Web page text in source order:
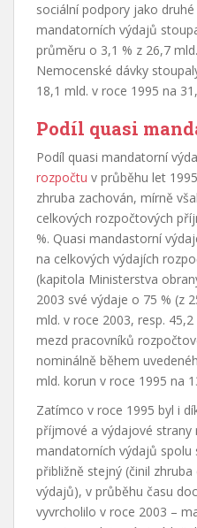
sociální podpory jako
mandatorních výdajů
průměru o 3,1 % z 26,7
Nemocenské dávky
18,1 mld. v roce 1995 na
Podíl quasi
Podíl quasi mandatorní
rozpočtu v průběhu let
zhruba zachován, mírně
celkových rozpočtových
%. Quasi mandastorní
na celkových výdajích
(kapitola Ministerstva
2003 své výdaje o 75 % (z
mld. v roce 2003, resp.
mezd pracovníků
nominálně během
mld. korun v roce 1995 na
Zatímco v roce 1995 byl i
příjmové a výdajové strany
mandatorních výdajů spolu
přibližně stejný (činil
výdajů), v průběhu času
vyvrcholilo v roce 2003 –